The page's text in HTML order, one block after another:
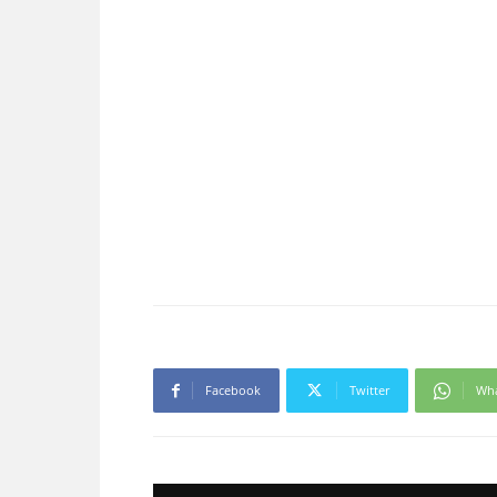
Facebook Twitter